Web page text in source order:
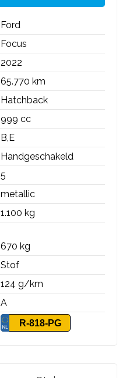
Ford
Focus
2022
65.770 km
Hatchback
999 cc
B,E
Handgeschakeld
5
metallic
1.100 kg
670 kg
Stof
124 g/km
A
R-818-PG